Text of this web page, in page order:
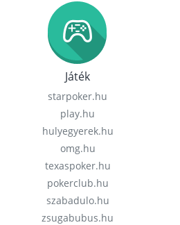
Játék
starpoker.hu
play.hu
hulyegyerek.hu
omg.hu
texaspoker.hu
pokerclub.hu
szabadulo.hu
zsugabubus.hu